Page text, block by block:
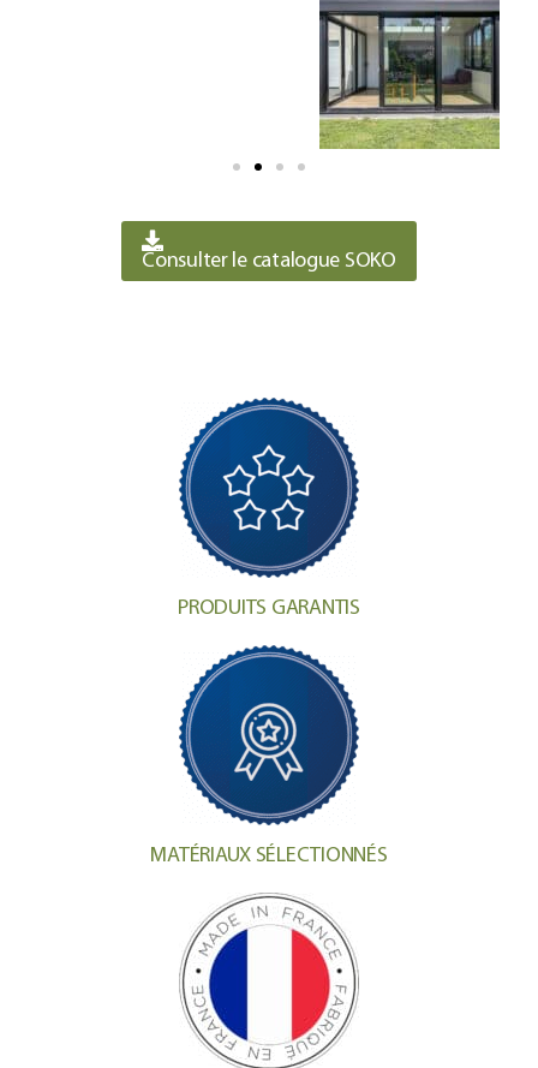
Consulter le catalogue SOKO
PRODUITS GARANTIS
MATÉRIAUX SÉLECTIONNÉS